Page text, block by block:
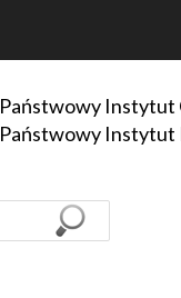
Państwowy Instytut
Państwowy Instytut